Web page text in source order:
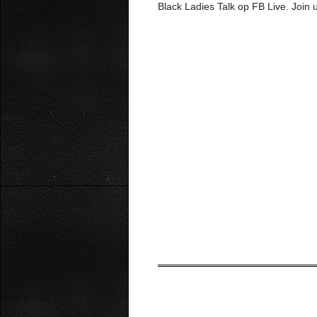
Black Ladies Talk op FB Live. Join